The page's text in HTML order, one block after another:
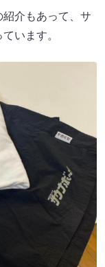
介もあって、サ
います。